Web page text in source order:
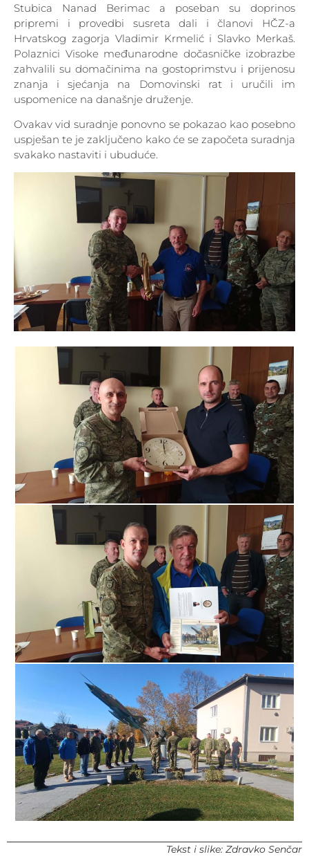
Stubica Nanad Berimac a poseban su doprinos
pripremi i provedbi susreta dali i članovi HČZ-a
Hrvatskog zagorja Vladimir Krmelić i Slavko Merkaš.
Polaznici Visoke međunarodne dočasničke izobrazbe
zahvalili su domačinima na gostoprimstvu i prijenosu
znanja i sjećanja na Domovinski rat i uručili im
uspomenice na današnje druženje.
Ovakav vid suradnje ponovno se pokazao kao posebno
uspješan te je zaključeno kako će se započeta suradnja
svakako nastaviti i ubuduće.
Tekst i slike: Zdravko Senčar